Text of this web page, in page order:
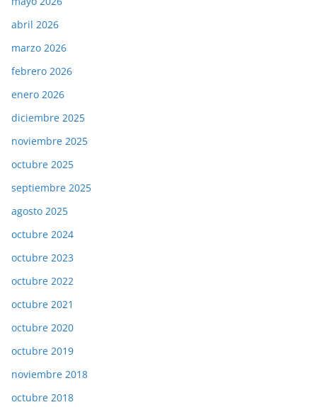
abril 2026
marzo 2026
febrero 2026
enero 2026
diciembre 2025
noviembre 2025
octubre 2025
septiembre 2025
agosto 2025
octubre 2024
octubre 2023
octubre 2022
octubre 2021
octubre 2020
octubre 2019
noviembre 2018
octubre 2018